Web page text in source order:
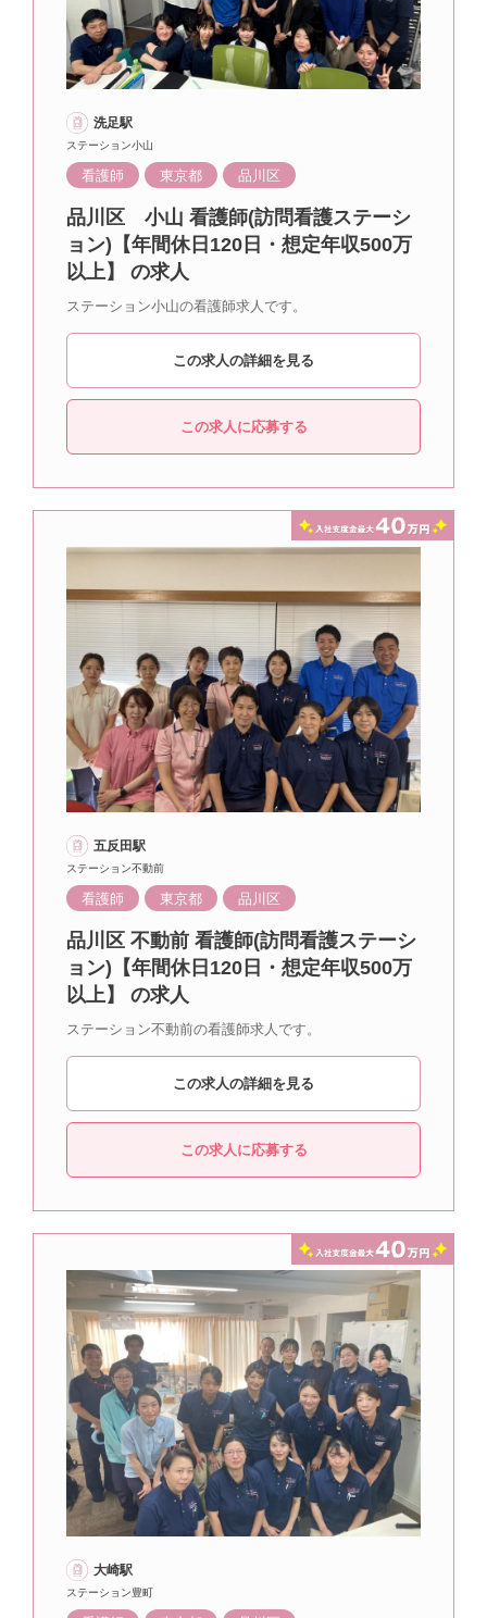
洗足駅
ステーション小山
看護師 東京都 品川区
品川区 小山 看護師(訪問看護ステーシ
ョン)【年間休日120日・想定年収500万
以上】 の求人
ステーション小山の看護師求人です。
この求人の詳細を見る
この求人に応募する
五反田駅
ステーション不動前
看護師 東京都 品川区
品川区 不動前 看護師(訪問看護ステーシ
ョン)【年間休日120日・想定年収500万
以上】 の求人
ステーション不動前の看護師求人です。
この求人の詳細を見る
この求人に応募する
大崎駅
ステーション豊町